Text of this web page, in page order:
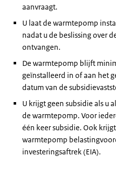
aanvraagt.
U laat de warmtepomp
nadat u de beslissing over
ontvangen.
De warmtepomp blijft
geïnstalleerd in of aan het
datum van de
U krijgt geen subsidie als u
de warmtepomp. Voor
één keer subsidie. Ook
warmtepomp
investeringsaftrek (EIA).